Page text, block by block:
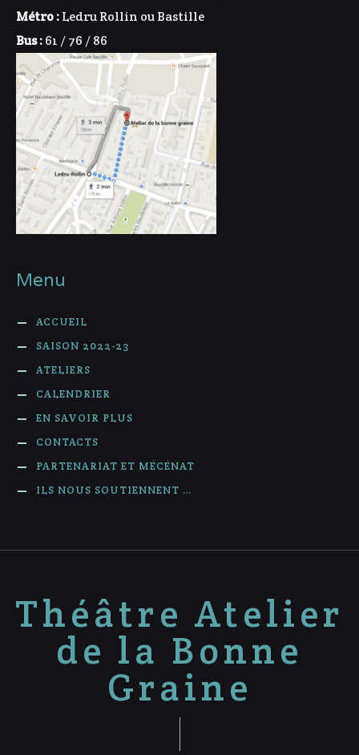
Métro :Ledru Rollin ou Bastille
Bus :61 / 76 / 86
Menu
ACCUEIL
SAISON 2022-23
ATELIERS
CALENDRIER
EN SAVOIR PLUS
CONTACTS
PARTENARIAT ET MÉCÉNAT
ILS NOUS SOUTIENNENT …
Théâtre Atelier
de la Bonne
Graine